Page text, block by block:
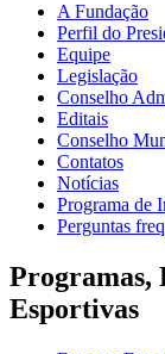
A Fundação
Perfil do
Equipe
Legislação
Conselho
Editais
Conselho
Contatos
Notícias
Programa de
Perguntas
Programas,
Esportivas